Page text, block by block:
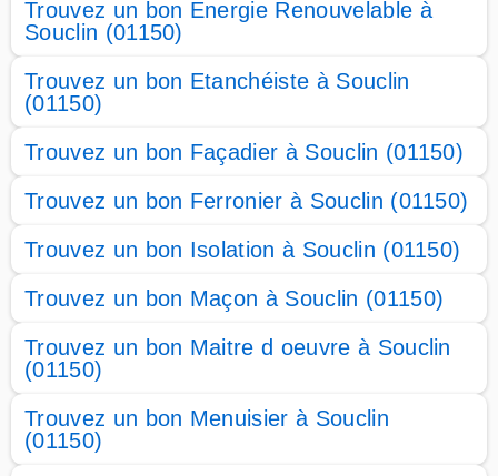
Trouvez un bon Energie Renouvelable à
Souclin (01150)
Trouvez un bon Etanchéiste à Souclin
(01150)
Trouvez un bon Façadier à Souclin (01150)
Trouvez un bon Ferronier à Souclin (01150)
Trouvez un bon Isolation à Souclin (01150)
Trouvez un bon Maçon à Souclin (01150)
Trouvez un bon Maitre d oeuvre à Souclin
(01150)
Trouvez un bon Menuisier à Souclin
(01150)